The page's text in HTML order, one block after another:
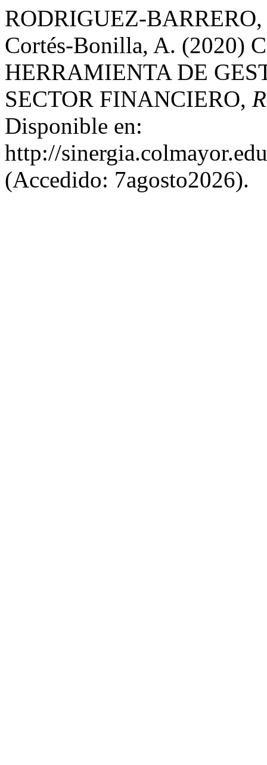
RODRIGUEZ-
Cortés-Bonilla, A. (2020)
HERRAMIENTA DE
SECTOR FINANCIERO,
Disponible en:
http://
(Accedido: 7agosto2026).